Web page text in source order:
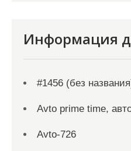
Информация
#1456 (без
Avto prime time,
Avto-726